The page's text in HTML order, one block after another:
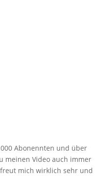
Abonennten und über
meinen Video auch immer
mich wirklich sehr und